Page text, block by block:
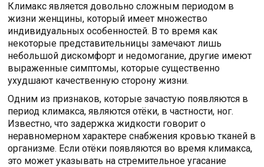
Климакс является довольно сложным периодом в
жизни женщины, который имеет множество
индивидуальных особенностей. В то время как
некоторые представительницы замечают лишь
небольшой дискомфорт и недомогание, другие имеют
выраженные симптомы, которые существенно
ухудшают качественную сторону жизни.
Одним из признаков, которые зачастую появляются в
период климакса, являются отёки, в частности, ног.
Известно, что задержка жидкости говорит о
неравномерном характере снабжения кровью тканей в
организме. Если отёки появляются во время климакса,
это может указывать на стремительное угасание